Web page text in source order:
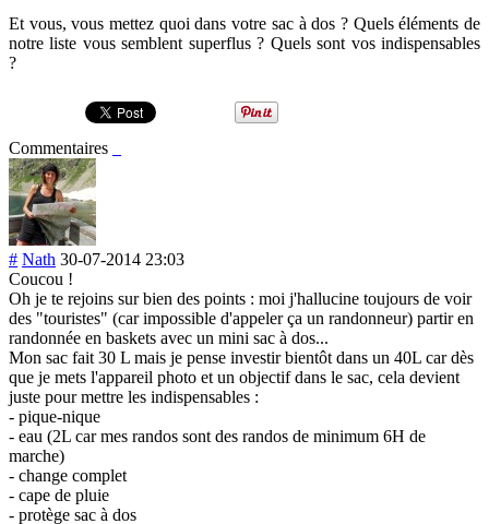
Et vous, vous mettez quoi dans votre sac à dos ? Quels éléments de
notre liste vous semblent superflus ? Quels sont vos indispensables
?
Commentaires
# Nath 30-07-2014 23:03
Coucou !
Oh je te rejoins sur bien des points : moi j'hallucine toujours de voir
des "touristes" (car impossible d'appeler ça un randonneur) partir en
randonnée en baskets avec un mini sac à dos...
Mon sac fait 30 L mais je pense investir bientôt dans un 40L car dès
que je mets l'appareil photo et un objectif dans le sac, cela devient
juste pour mettre les indispensables :
- pique-nique
- eau (2L car mes randos sont des randos de minimum 6H de
marche)
- change complet
- cape de pluie
- protège sac à dos